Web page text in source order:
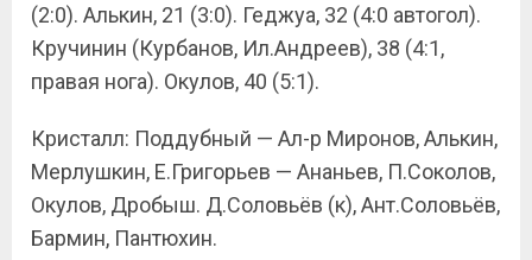
(2:0). Алькин, 21 (3:0). Геджуа, 32 (4:0 автогол).
Кручинин (Курбанов, Ил.Андреев), 38 (4:1,
правая нога). Окулов, 40 (5:1).
Кристалл: Поддубный — Ал-р Миронов, Алькин,
Мерлушкин, Е.Григорьев — Ананьев, П.Соколов,
Окулов, Дробыш. Д.Соловьёв (к), Ант.Соловьёв,
Бармин, Пантюхин.